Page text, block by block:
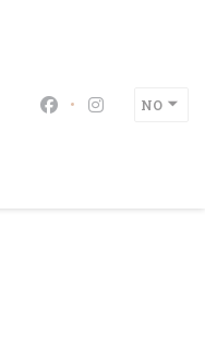
Facebook ((åpner
Instagram
NO